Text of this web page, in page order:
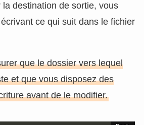
destination de sortie, vous
ce qui suit dans le fichier
que le dossier vers lequel
et que vous disposez des
avant de le modifier.